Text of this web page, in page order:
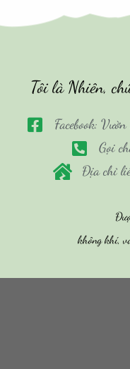
Tôi là Nhiên,
Facebook:
Gọi
Địa chỉ
không khí,